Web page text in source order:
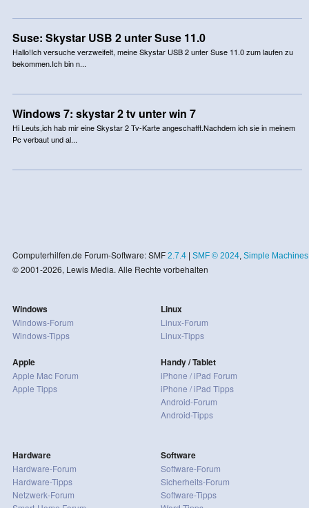
Suse: Skystar USB 2 unter Suse 11.0
Hallo!Ich versuche verzweifelt, meine Skystar USB 2 unter Suse 11.0 zum laufen zu
bekommen.Ich bin n...
Windows 7: skystar 2 tv unter win 7
Hi Leuts,ich hab mir eine Skystar 2 Tv-Karte angeschafft.Nachdem ich sie in meinem
Pc verbaut und al...
Computerhilfen.de Forum-Software: SMF 2.7.4| SMF © 2024, Simple Machines
© 2001-2026, Lewis Media. Alle Rechte vorbehalten
Windows
Windows-Forum
Windows-Tipps
Apple
Apple Mac Forum
Apple Tipps
Linux
Linux-Forum
Linux-Tipps
Handy / Tablet
iPhone / iPad Forum
iPhone / iPad Tipps
Android-Forum
Android-Tipps
Hardware
Hardware-Forum
Hardware-Tipps
Netzwerk-Forum
Software
Software-Forum
Sicherheits-Forum
Software-Tipps